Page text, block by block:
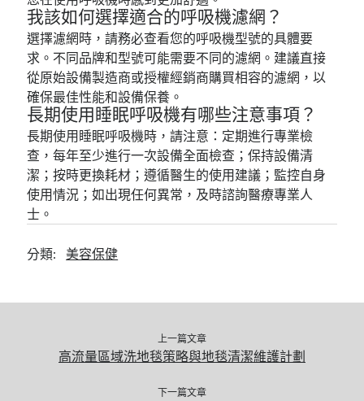
我該如何選擇適合的呼吸機濾網？
選擇濾網時，請務必查看您的呼吸機型號的具體要
求。不同品牌和型號可能需要不同的濾網。建議直接
從原始設備製造商或授權經銷商購買相容的濾網，以
確保最佳性能和設備保養。
長期使用睡眠呼吸機有哪些注意事項？
長期使用睡眠呼吸機時，請注意：定期進行專業檢
查，每年至少進行一次設備全面檢查；保持設備清
潔；按時更換耗材；遵循醫生的使用建議；監控自身
使用情況；如出現任何異常，及時諮詢醫療專業人
士。
分類: 美容保健
上一篇文章
高流量區域洗地毯策略與地毯清潔維護計劃
下一篇文章